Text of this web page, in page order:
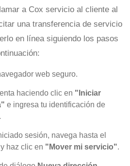
a Cox servicio al cliente al
una transferencia de servicio
en línea siguiendo los pasos
web seguro.
haciendo clic en "Iniciar
e ingresa tu identificación de
sesión, navega hasta el
y haz clic en "Mover mi servicio".